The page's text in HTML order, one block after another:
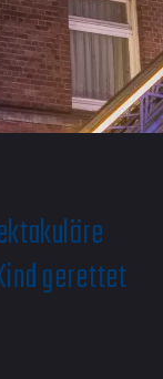
gerettet